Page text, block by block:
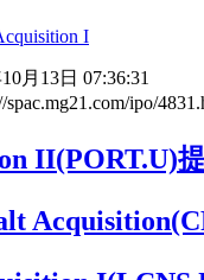
I
月13日 07:36:31
spac.mg21.com/ipo/
II(PORT.U)